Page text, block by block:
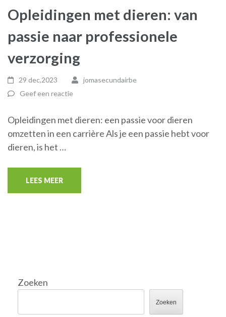
Opleidingen met dieren: van
passie naar professionele
verzorging
29 dec,2023
jomasecundairbe
Geef een reactie
Opleidingen met dieren: een passie voor dieren
omzetten in een carrière Als je een passie hebt voor
dieren, is het …
LEES MEER
Zoeken
Zoeken